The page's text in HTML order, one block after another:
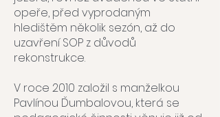
opeře, před vyprodaným
hledištěm několik sezón, až do
uzavření SOP z důvodů
rekonstrukce.
V roce 2010 založil s manželkou
Pavlínou Ďumbalovou, která se